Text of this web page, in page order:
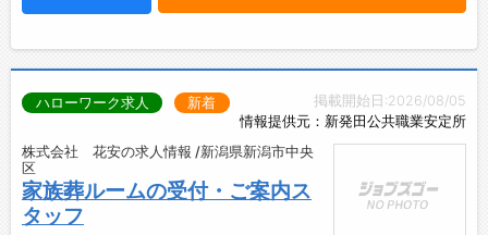
掲載開始日:2026/08/05
情報提供元：新発田公共職業安定所
ハローワーク求人 新着
株式会社 花安の求人情報 /新潟県新潟市中央
区
家族葬ルームの受付・ご案内ス
タッフ